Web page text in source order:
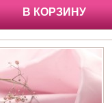
В КОРЗИНУ